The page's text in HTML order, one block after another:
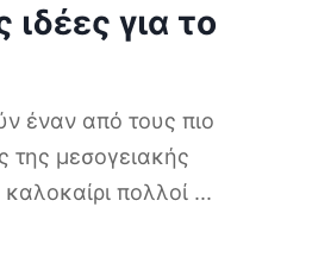
ιδέες για το
έναν από τους πιο
της μεσογειακής
πολλοί ...